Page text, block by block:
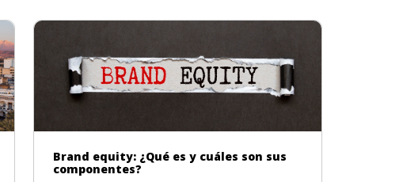
Brand equity: ¿Qué es y cuáles son sus
componentes?